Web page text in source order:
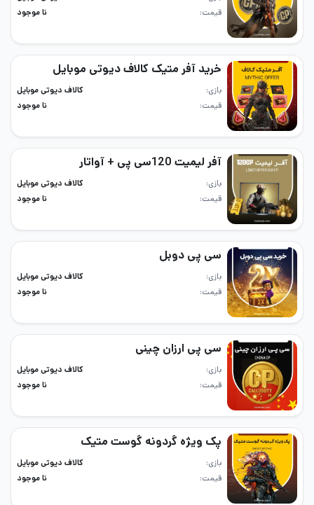
قیمت
نا موجود
خرید آفر متیک کالاف دیوتی موبایل
بازی
کالاف دیوتی موبایل
قیمت
نا موجود
آفر لیمیت 120سی پی + آواتار
بازی
کالاف دیوتی موبایل
قیمت
نا موجود
سی پی دوبل
بازی
کالاف دیوتی موبایل
قیمت
نا موجود
سی پی ارزان چینی
بازی
کالاف دیوتی موبایل
قیمت
نا موجود
پک ویژه گردونه گوست متیک
بازی
کالاف دیوتی موبایل
قیمت
نا موجود